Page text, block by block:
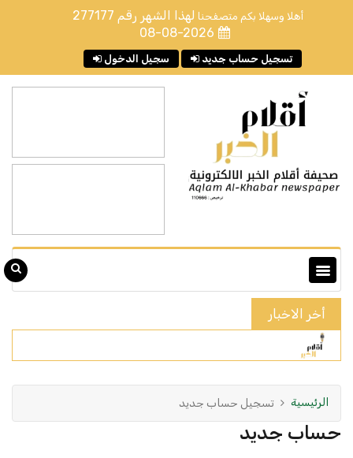
أهلا وسهلا بكم متصفحنا لهذا الشهر رقم 277177
08-08-2026
سجيل الدخول تسجيل حساب جديد
أخر الاخبار
الرئيسية تسجيل حساب جديد
حساب جديد